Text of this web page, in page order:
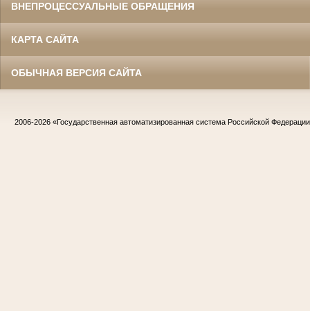
ВНЕПРОЦЕССУАЛЬНЫЕ ОБРАЩЕНИЯ
КАРТА САЙТА
ОБЫЧНАЯ ВЕРСИЯ САЙТА
2006-2026 «Государственная автоматизированная система Российской